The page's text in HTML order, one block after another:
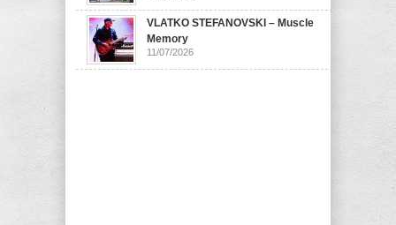
VLATKO STEFANOVSKI – Muscle
Memory
11/07/2026